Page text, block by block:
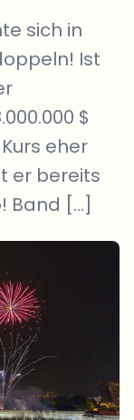
sich in
Ist
$
eher
er bereits
Band […]